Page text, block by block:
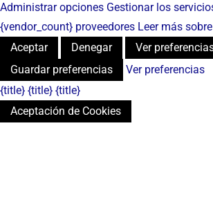
Administrar opciones Gestionar los
{vendor_count} proveedores Leer más
Aceptar
Denegar
Ver
Guardar preferencias
Ver preferencias
{title} {title} {title}
Aceptación de Cookies